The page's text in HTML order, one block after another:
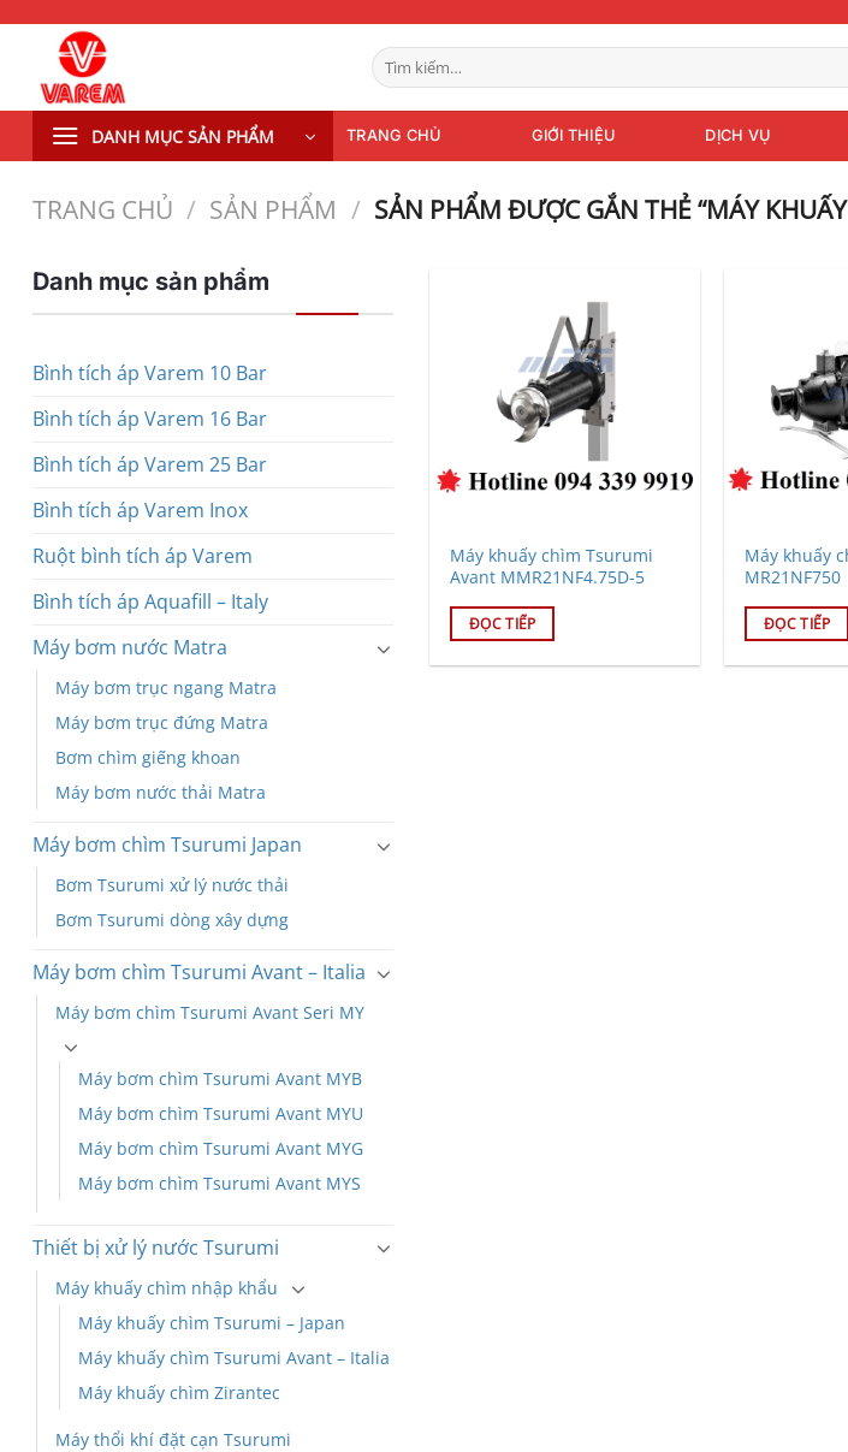
dung
Tìm
kiếm:
DANH MỤC SẢN PHẨM TRANG CHỦ GIỚI THIỆU DỊCH VỤ
TRANG CHỦ / SẢN PHẨM / SẢN PHẨM ĐƯỢC GẮN THẺ “MÁY
Danh mục sản phẩm
Bình tích áp Varem 10 Bar
Bình tích áp Varem 16 Bar
Bình tích áp Varem 25 Bar
Bình tích áp Varem Inox
Ruột bình tích áp Varem
Bình tích áp Aquafill – Italy
Máy bơm nước Matra
Máy bơm trục ngang Matra
Máy bơm trục đứng Matra
Bơm chìm giếng khoan
Máy bơm nước thải Matra
Máy bơm chìm Tsurumi Japan
Bơm Tsurumi xử lý nước thải
Bơm Tsurumi dòng xây dựng
Máy bơm chìm Tsurumi Avant – Italia
Máy bơm chìm Tsurumi Avant Seri MY
Máy bơm chìm Tsurumi Avant MYB
Máy bơm chìm Tsurumi Avant MYU
Máy bơm chìm Tsurumi Avant MYG
Máy bơm chìm Tsurumi Avant MYS
Thiết bị xử lý nước Tsurumi
Máy khuấy chìm nhập khẩu
Máy khuấy chìm Tsurumi – Japan
Máy khuấy chìm Tsurumi Avant – Italia
Máy khuấy chìm Zirantec
Máy thổi khí đặt cạn Tsurumi
Máy khuấy chìm Tsurumi
Avant MMR21NF4.75D-5
ĐỌC TIẾP
Máy khuấy
MR21NF750
ĐỌC TIẾP